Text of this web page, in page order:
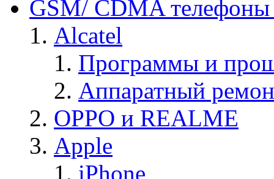
GSM/ CDMA
Alcatel
Программы и
Аппаратный
OPPO и REALME
Apple
iPhone